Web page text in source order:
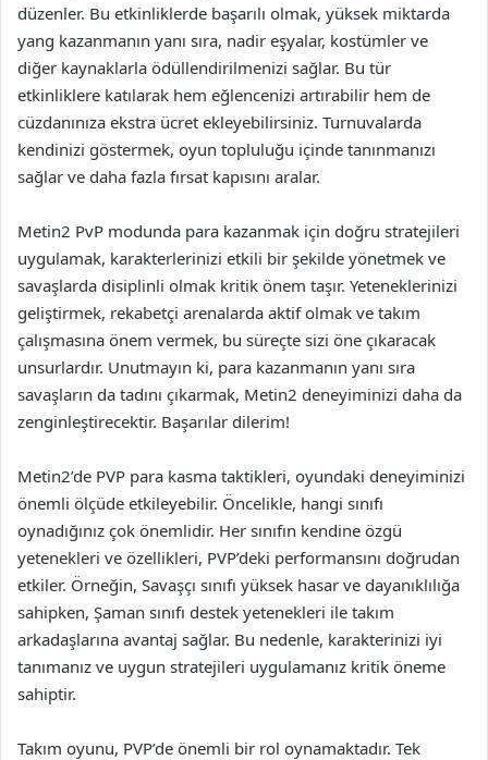
düzenler. Bu etkinliklerde başarılı olmak, yüksek miktarda
yang kazanmanın yanı sıra, nadir eşyalar, kostümler ve
diğer kaynaklarla ödüllendirilmenizi sağlar. Bu tür
etkinliklere katılarak hem eğlencenizi artırabilir hem de
cüzdanınıza ekstra ücret ekleyebilirsiniz. Turnuvalarda
kendinizi göstermek, oyun topluluğu içinde tanınmanızı
sağlar ve daha fazla fırsat kapısını aralar.
Metin2 PvP modunda para kazanmak için doğru stratejileri
uygulamak, karakterlerinizi etkili bir şekilde yönetmek ve
savaşlarda disiplinli olmak kritik önem taşır. Yeteneklerinizi
geliştirmek, rekabetçi arenalarda aktif olmak ve takım
çalışmasına önem vermek, bu süreçte sizi öne çıkaracak
unsurlardır. Unutmayın ki, para kazanmanın yanı sıra
savaşların da tadını çıkarmak, Metin2 deneyiminizi daha da
zenginleştirecektir. Başarılar dilerim!
Metin2’de PVP para kasma taktikleri, oyundaki deneyiminizi
önemli ölçüde etkileyebilir. Öncelikle, hangi sınıfı
oynadığınız çok önemlidir. Her sınıfın kendine özgü
yetenekleri ve özellikleri, PVP’deki performansını doğrudan
etkiler. Örneğin, Savaşçı sınıfı yüksek hasar ve dayanıklılığa
sahipken, Şaman sınıfı destek yetenekleri ile takım
arkadaşlarına avantaj sağlar. Bu nedenle, karakterinizi iyi
tanımanız ve uygun stratejileri uygulamanız kritik öneme
sahiptir.
Takım oyunu, PVP’de önemli bir rol oynamaktadır. Tek